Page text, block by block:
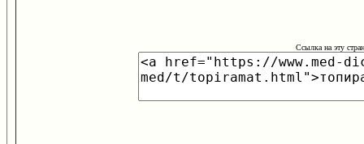
Ссылка на эту